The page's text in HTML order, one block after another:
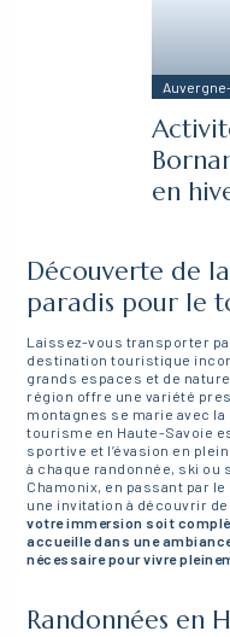
en
Découverte de
paradis pour le
Laissez-vous transporter
destination touristique
grands espaces et de
région offre une variété
montagnes se marie avec
tourisme en Haute-Savoie
sportive et l’évasion en
à chaque randonnée, ski ou
Chamonix, en passant par
une invitation à découvrir
votre immersion soit
accueille dans une
nécessaire pour vivre
Randonnées en